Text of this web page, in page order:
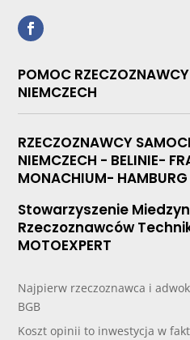
POMOC
NIEMCZECH
RZECZOZNAWCY
NIEMCZECH - BELINIE-
MONACHIUM-
Stowarzyszenie
Rzeczoznawców
MOTOEXPERT
Najpierw rzeczoznawca i
BGB
Koszt opinii to inwestycja w